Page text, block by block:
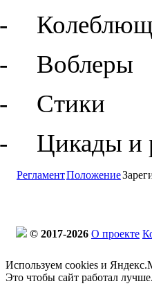
-
-
Воблеры
-
Стики
-
Цикады и
РегламентПоложение
© 2017-2026 О проекте
Используем cookies и
Это чтобы сайт работал